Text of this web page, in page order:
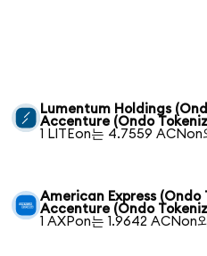
Lumentum Holdings
Accenture (Ondo
1 LITEon는 4.7559 ACNon
American Express (Ondo
Accenture (Ondo
1 AXPon는 1.9642 ACNon